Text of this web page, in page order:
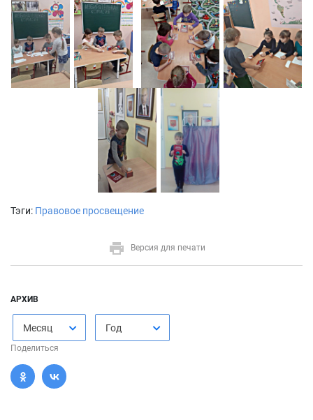
Тэги: Правовое просвещение
Версия для печати
АРХИВ
Месяц Год
Поделиться